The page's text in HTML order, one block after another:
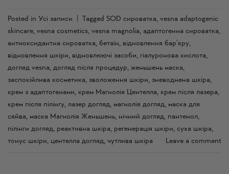
Posted in Усi записи Tagged SOD сироватка, vesna adaptogenic
skincare, vesna cosmetics, vesna magnolia, адаптогенна сироватка,
антиоксидантна сироватка, бетаїн, відновлення бар’єру,
відновлення шкіри, відновлюючі засоби, гіалуронова кислота,
догляд vesna, догляд після процедур, женьшень маска,
заспокійлива косметика, зволоження шкіри, зневоднена шкіра,
крем з адаптогенами, крем Магнолія Центелла, крем після лазера,
крем після пілінгу, лазер догляд, магнолія догляд, маска для
сяйва, маска Магнолія Женьшень, нічний догляд, пантенол,
пілінги догляд, реактивна шкіра, регенерація шкіри, суха шкіра,
тонус шкіри, центелла догляд, чутлива шкіра Leave a comment